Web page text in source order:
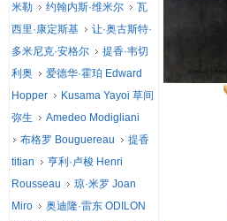
米勒
约翰内斯·维米尔
瓦
西里·康定斯基
让·奥古斯特·
多米尼克·安格尔
提香·韦切
利奥
爱德华·霍珀 Edward
Hopper
Kusama Yayoi 草间
弥生
Amedeo Modigliani
布格罗 Bouguereau
提香
titian
亨利·卢梭 Henri
Rousseau
琼·米罗 Joan
Miro
奥迪隆·雷东 ODILON